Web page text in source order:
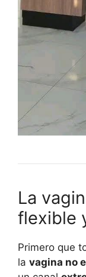
La
flexible
Primero que
la vagina no